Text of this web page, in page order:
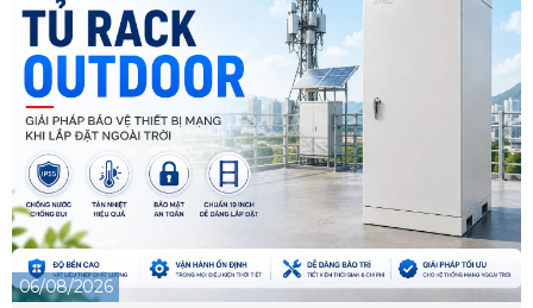
06/08/2026